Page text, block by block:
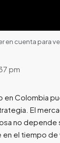
en cuenta para
pm
en Colombia
El
no
el tiempo de